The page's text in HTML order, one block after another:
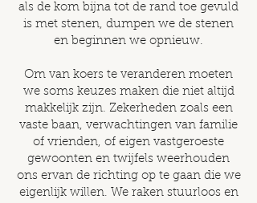
als de kom bijna tot de rand toe gevuld
is met stenen, dumpen we de stenen
en beginnen we opnieuw.
Om van koers te veranderen moeten
we soms keuzes maken die niet altijd
makkelijk zijn. Zekerheden zoals een
vaste baan, verwachtingen van familie
of vrienden, of eigen vastgeroeste
gewoonten en twijfels weerhouden
ons ervan de richting op te gaan die we
eigenlijk willen. We raken stuurloos en